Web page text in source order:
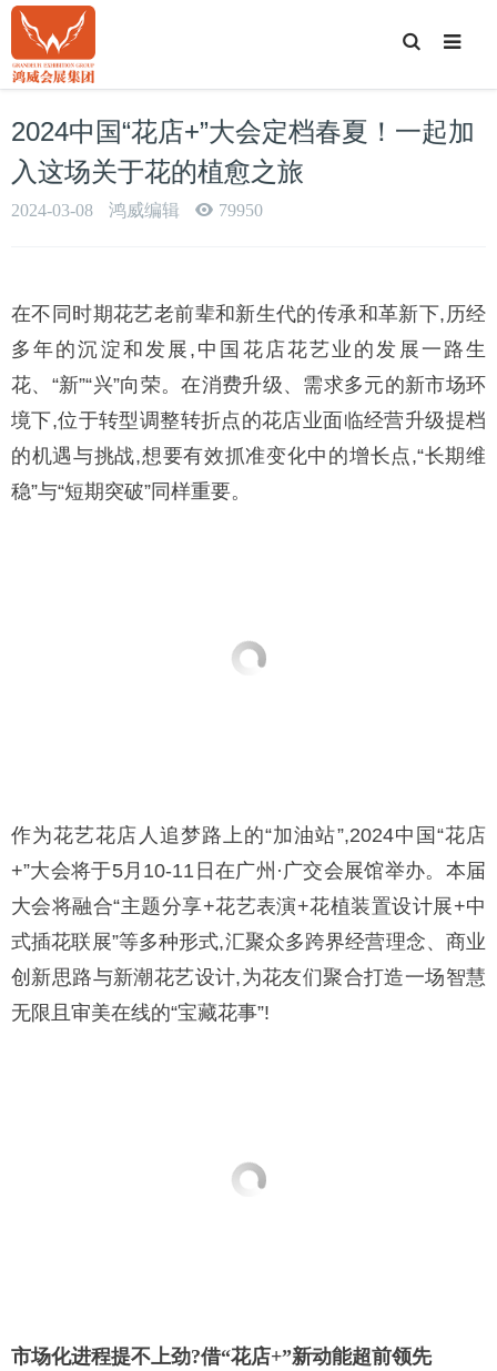
T
o
g
S
2024中国“花店+”大会定档春夏！一起加
入这场关于花的植愈之旅
2024-03-08 鸿威编辑 79950
在不同时期花艺老前辈和新生代的传承和革新下,历经
多年的沉淀和发展,中国花店花艺业的发展一路生
花、“新”“兴”向荣。在消费升级、需求多元的新市场环
境下,位于转型调整转折点的花店业面临经营升级提档
的机遇与挑战,想要有效抓准变化中的增长点,“长期维
稳”与“短期突破”同样重要。
作为花艺花店人追梦路上的“加油站”,2024中国“花店
+”大会将于5月10-11日在广州·广交会展馆举办。本届
大会将融合“主题分享+花艺表演+花植装置设计展+中
式插花联展”等多种形式,汇聚众多跨界经营理念、商业
创新思路与新潮花艺设计,为花友们聚合打造一场智慧
无限且审美在线的“宝藏花事”!
市场化进程提不上劲?借“花店+”新动能超前领先